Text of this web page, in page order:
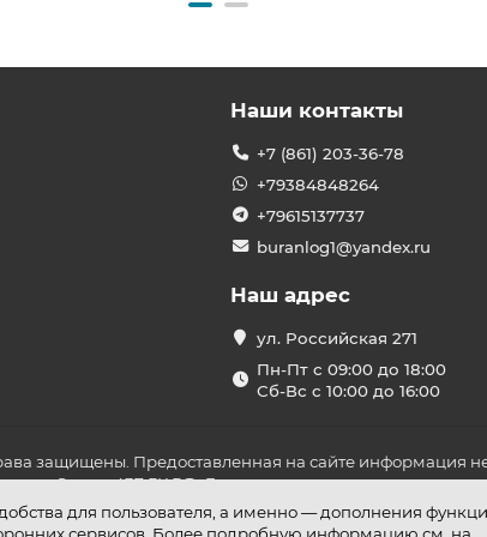
для пользователя, а именно — дополнения
Наши контакты
+7 (861) 203-36-78
+79384848264
+79615137737
buranlog1@yandex.ru
Наш адрес
ул. Российская 271
Пн-Пт с 09:00 до 18:00
Сб-Вс с 10:00 до 16:00
защищены. Предоставленная на сайте информация
Статьи 437 ГК РФ. До оплаты товара удостоверьтесь